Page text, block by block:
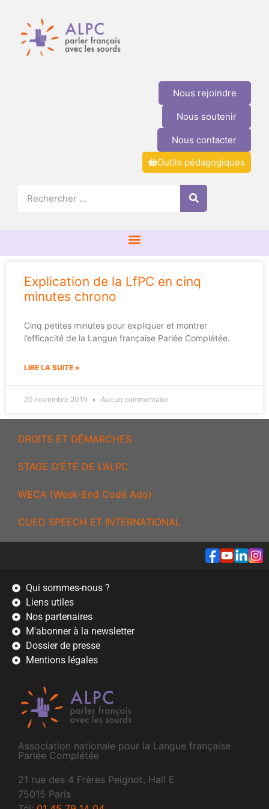
Nous rejoindre
Nous soutenir
Nous contacter
Outils pédagogiques
Explication de la LfPC en cinq
minutes chrono
Cinq petites minutes pour expliquer et montrer
l’efficacité de la Langue française Parlée Complétée.
LIRE LA SUITE »
20 novembre 2019 Aucun commentaire
DROITS ET DÉMARCHES
STAGE D’ÉTÉ DE L’ALPC
WECA (Week-End Codé Ado)
CUED SPEECH ET INTERNATIONAL
Association nationale pour la Langue française
Parlée Complétée
21 rue des 4 Frères Peignot, Hall E
75015 Paris
Qui sommes-nous ?
Liens utiles
Nos partenaires
M'abonner à la newsletter
Dossier de presse
Mentions légales